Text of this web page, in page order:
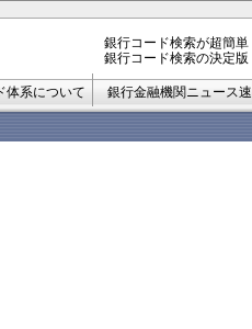
銀行コード検索が超簡単
銀行コード検索の決定版
体系について
銀行金融機関ニュース速